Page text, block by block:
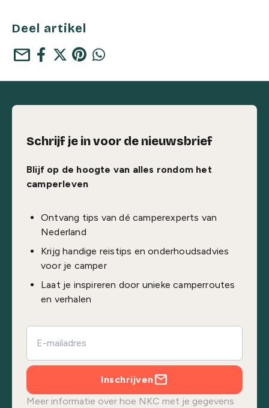
Deel artikel
mail
Schrijf je in voor de nieuwsbrief
Blijf op de hoogte van alles rondom het
camperleven
Ontvang tips van dé camperexperts van
Nederland
Krijg handige reistips en onderhoudsadvies
voor je camper
Laat je inspireren door unieke camperroutes
en verhalen
Inschrijven
Meer informatie over hoe NKC met je gegevens